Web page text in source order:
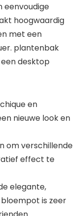
eenvoudige
hoogwaardig
met een
plantenbak
desktop
chique en
nieuwe look en
om verschillende
effect te
elegante,
is zeer